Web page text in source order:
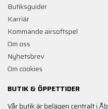
Butiksguider
Karriär
Kommande airsoftspel
Om oss
Nyhetsbrev
Om cookies
BUTIK & ÖPPETTIDER
Vår butik är belägen centralt i